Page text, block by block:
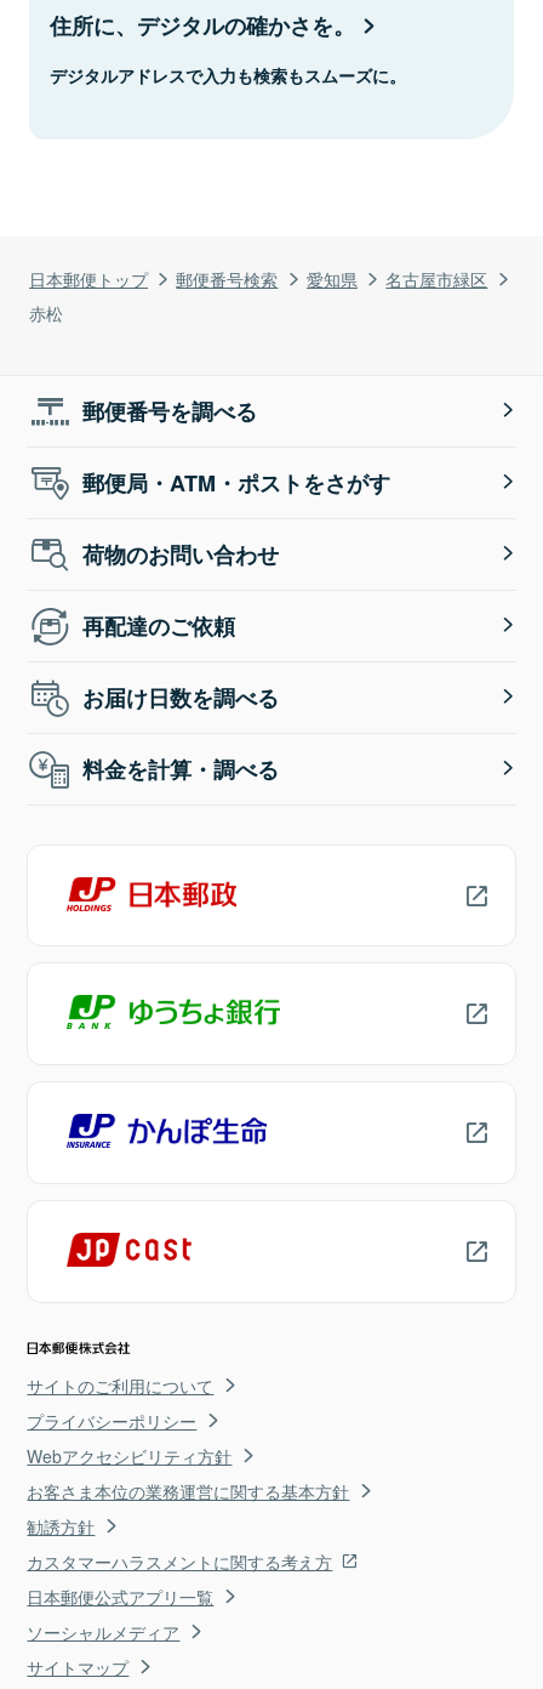
日本郵便トップ 郵便番号検索 愛知県
名古屋市緑区
赤松
住所に、デジタルの確かさを。
デジタルアドレスで入力も検索もスムーズに。
郵便番号を調べる
郵便局・ATM・ポストをさがす
荷物のお問い合わせ
再配達のご依頼
お届け日数を調べる
料金を計算・調べる
サイトのご利用について
プライバシーポリシー
Webアクセシビリティ方針
お客さま本位の業務運営に関する基本方針
勧誘方針
カスタマーハラスメントに関する考え方
日本郵便公式アプリ一覧
ソーシャルメディア
サイトマップ